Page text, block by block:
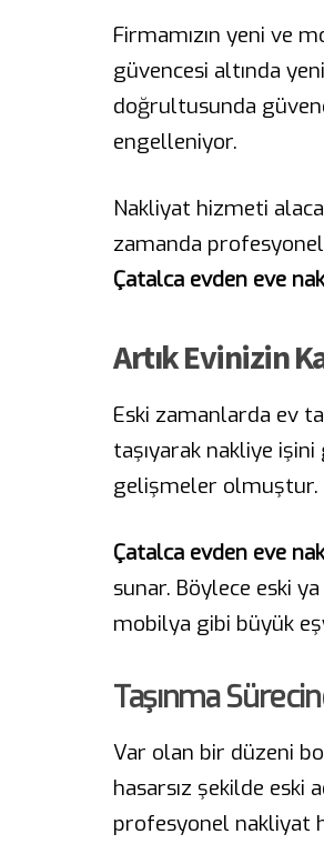
Firmamızın yeni ve
güvencesi altında
doğrultusunda
engelleniyor.
Nakliyat hizmeti
zamanda
Çatalca evden eve
Artık Evinizin
Eski zamanlarda ev
taşıyarak nakliye
gelişmeler olmuştur.
Çatalca evden eve
sunar. Böylece eski
mobilya gibi büyük
Taşınma
Var olan bir düzeni
hasarsız şekilde eski
profesyonel nakliyat